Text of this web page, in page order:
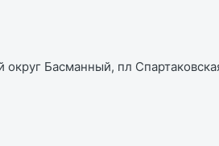
Басманный, пл